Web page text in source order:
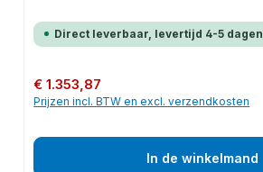
Direct leverbaar, levertijd 4-5 dagen
Normale prijs:
€ 1.353,87
Prijzen incl. BTW en excl. verzendkosten
In de winkelmand